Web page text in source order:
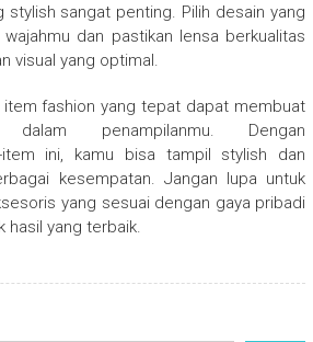
stylish sangat penting. Pilih desain yang
dan pastikan lensa berkualitas
visual yang optimal.
item fashion yang tepat dapat membuat
penampilanmu. Dengan
item ini, kamu bisa tampil stylish dan
kesempatan. Jangan lupa untuk
yang sesuai dengan gaya pribadi
hasil yang terbaik.